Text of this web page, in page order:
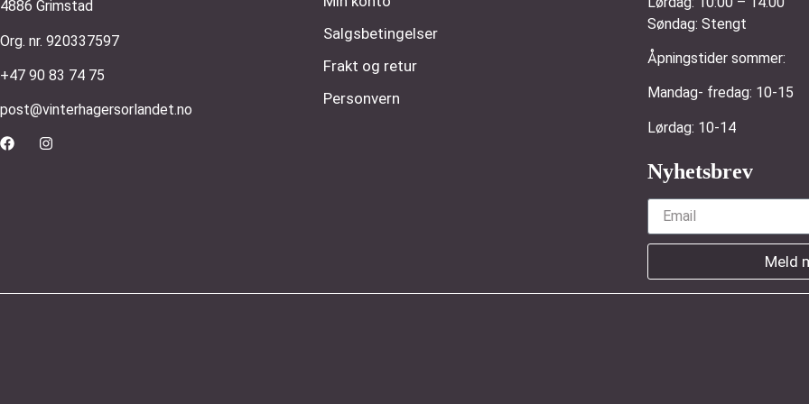
4886 Grimstad
Org. nr. 920337597
+47 90 83 74 75
post@vinterhagersorlandet.no
Salgsbetingelser
Frakt og retur
Personvern
Søndag: Stengt
Åpningstider sommer:
Mandag- fredag:
Lørdag: 10-14
Nyhetsbrev
Meld